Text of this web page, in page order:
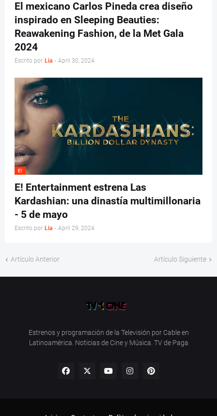
El mexicano Carlos Pineda crea diseño
inspirado en Sleeping Beauties:
Reawakening Fashion, de la Met Gala
2024
Escrito por Lia - April 30, 2024
E!
E! Entertainment estrena Las
Kardashian: una dinastía multimillonaria
- 5 de mayo
Escrito por Lia - April 29, 2024
Artículo Anterior Artículo Siguiente
Estrenos y programación de la Televisión por Cable en
Latinoamérica. Noticias de Cine y Música. TV de Paga